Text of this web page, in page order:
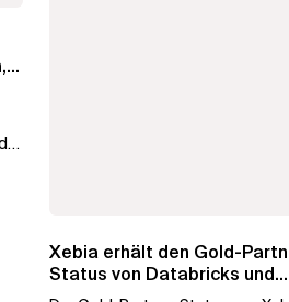
Xebia erhält den Gold-
Status von Databricks und
unterstreicht damit sein...